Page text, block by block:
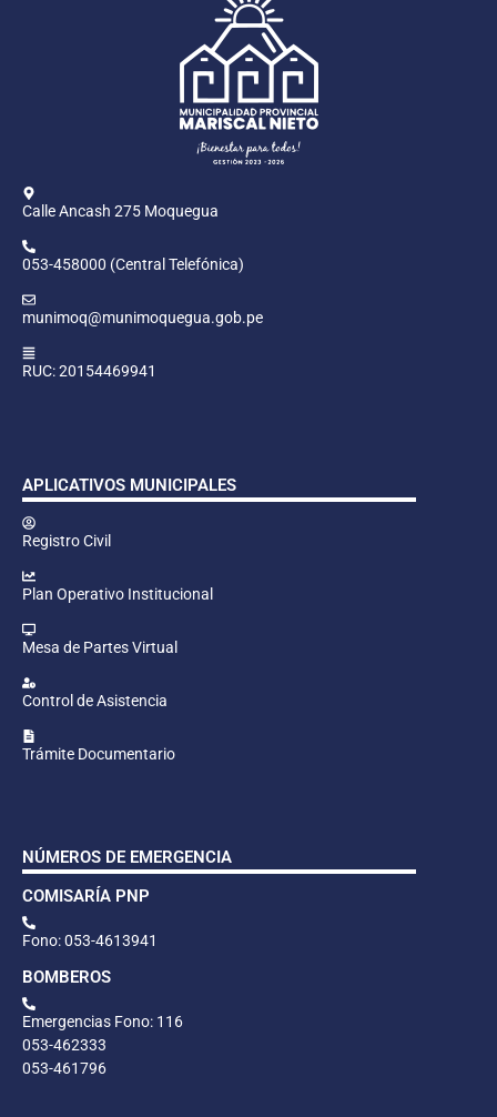
Calle Ancash 275 Moquegua
053-458000 (Central Telefónica)
munimoq@munimoquegua.gob.pe
RUC: 20154469941
APLICATIVOS MUNICIPALES
Registro Civil
Plan Operativo Institucional
Mesa de Partes Virtual
Control de Asistencia
Trámite Documentario
NÚMEROS DE EMERGENCIA
COMISARÍA PNP
Fono: 053-4613941
BOMBEROS
Emergencias Fono: 116
053-462333
053-461796